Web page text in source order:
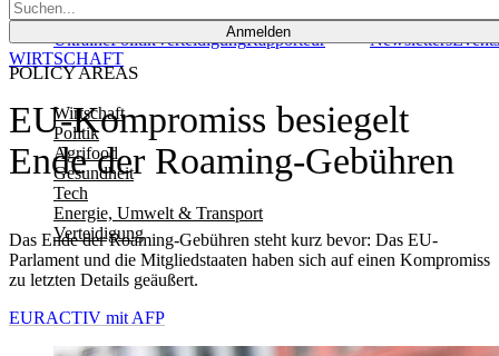
Anmelden
POLICY AREAS
Wirtschaft
Politik
Agrifood
Gesundheit
Tech
Energie, Umwelt & Transport
Verteidigung
UkrainePolitikVerteidigungRapporteur NewslettersEvents
EU-Kompromiss besiegelt
Ende der Roaming-Gebühren
Das Ende der Roaming-Gebühren steht kurz bevor: Das EU-
Parlament und die Mitgliedstaaten haben sich auf einen Kompromiss
zu letzten Details geäußert.
WIRTSCHAFT
EURACTIV mit AFP